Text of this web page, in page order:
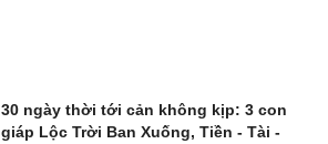
30 ngày thời tới cản không kịp: 3 con
giáp Lộc Trời Ban Xuống, Tiền - Tài -